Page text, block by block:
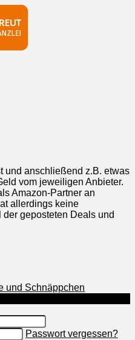
und anschließend z.B. etwas
vom jeweiligen Anbieter.
Amazon-Partner an
allerdings keine
geposteten Deals und
Passwort vergessen?